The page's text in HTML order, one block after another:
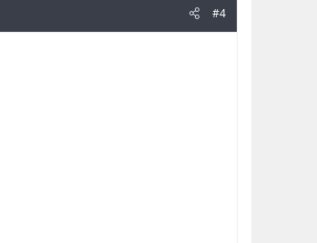
#4